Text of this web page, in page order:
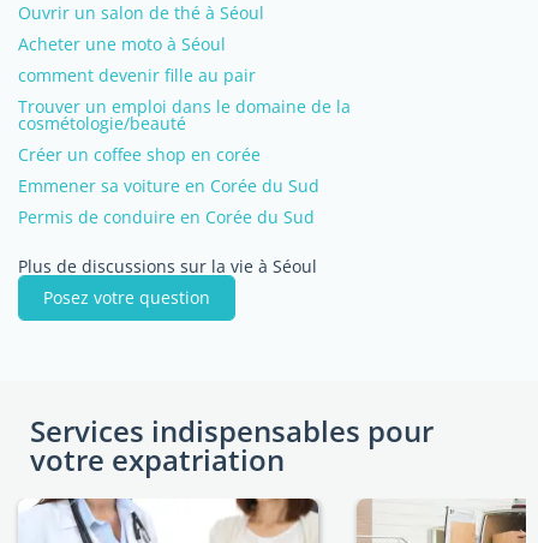
Ouvrir un salon de thé à Séoul
Acheter une moto à Séoul
comment devenir fille au pair
Trouver un emploi dans le domaine de la
cosmétologie/beauté
Créer un coffee shop en corée
Emmener sa voiture en Corée du Sud
Permis de conduire en Corée du Sud
Plus de discussions sur la vie à Séoul
Posez votre question
Services indispensables pour
votre expatriation